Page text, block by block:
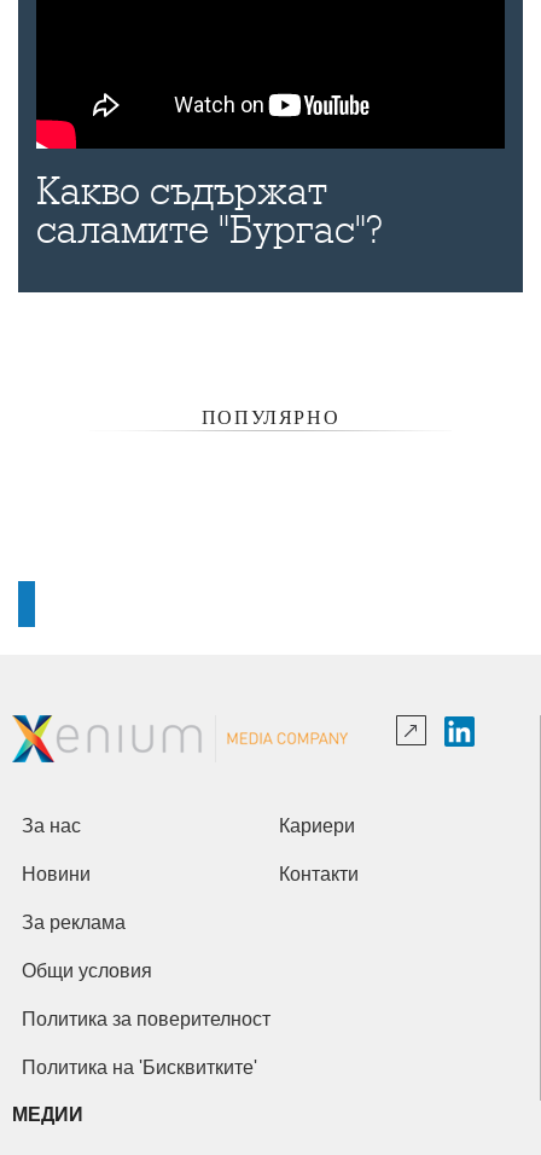
Какво съдържат
саламите "Бургас"?
ПОПУЛЯРНО
За нас Кариери
Новини Контакти
За реклама
Общи условия
Политика за поверителност
Политика на 'Бисквитките'
МЕДИИ